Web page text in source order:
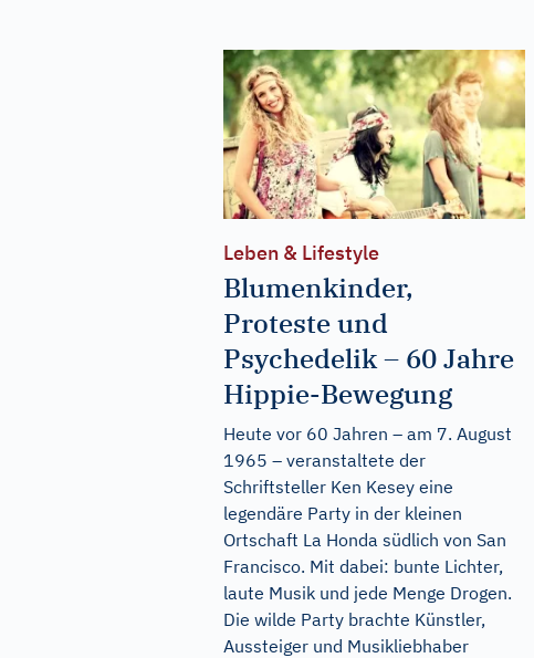
Leben & Lifestyle
Blumenkinder,
Proteste und
Psychedelik – 60 Jahre
Hippie-Bewegung
Heute vor 60 Jahren – am 7. August
1965 – veranstaltete der
Schriftsteller Ken Kesey eine
legendäre Party in der kleinen
Ortschaft La Honda südlich von San
Francisco. Mit dabei: bunte Lichter,
laute Musik und jede Menge Drogen.
Die wilde Party brachte Künstler,
Aussteiger und Musikliebhaber